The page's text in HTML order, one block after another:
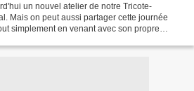
un nouvel atelier de notre Tricote-
Mais on peut aussi partager cette journée
simplement en venant avec son propre